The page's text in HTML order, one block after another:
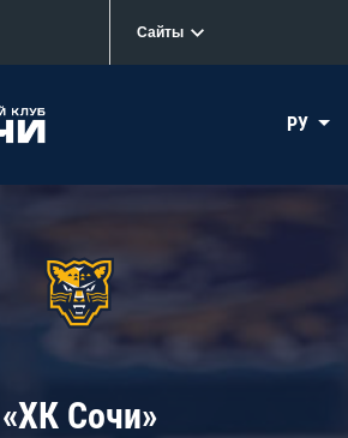
Сайты
РУ
«ХК Сочи»